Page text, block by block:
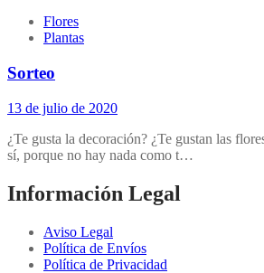
Flores
Plantas
Sorteo
13 de julio de 2020
¿Te gusta la decoración? ¿Te gustan las
sí, porque no hay nada como t…
Información Legal
Aviso Legal
Política de Envíos
Política de Privacidad